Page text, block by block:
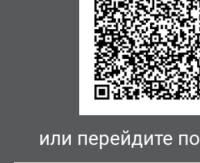
или перейдите по